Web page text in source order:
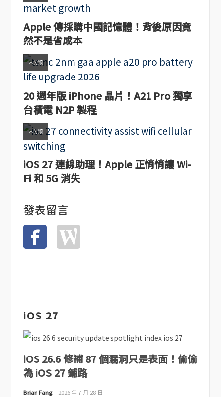
Apple 傳採購中國記憶體！背後原因竟
然不是省成本
未分類
20 週年版 iPhone 晶片！A21 Pro 獨享
台積電 N2P 製程
未分類
iOS 27 連線助理！Apple 正悄悄讓 Wi-
Fi 和 5G 消失
發表留言
iOS 27
iOS 26.6 修補 87 個漏洞只是表面！偷偷
為 iOS 27 鋪路
Brian Fang 2026 年 7 月 28 日